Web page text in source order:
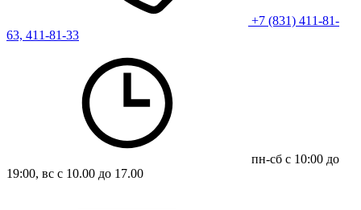
+7 (831) 411-81-
63, 411-81-33
пн-сб с 10:00 до
19:00, вс с 10.00 до 17.00